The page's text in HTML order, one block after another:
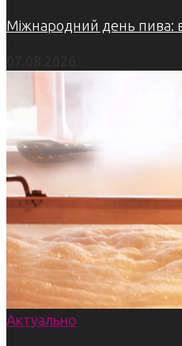
Міжнародний день пива:
Актуально